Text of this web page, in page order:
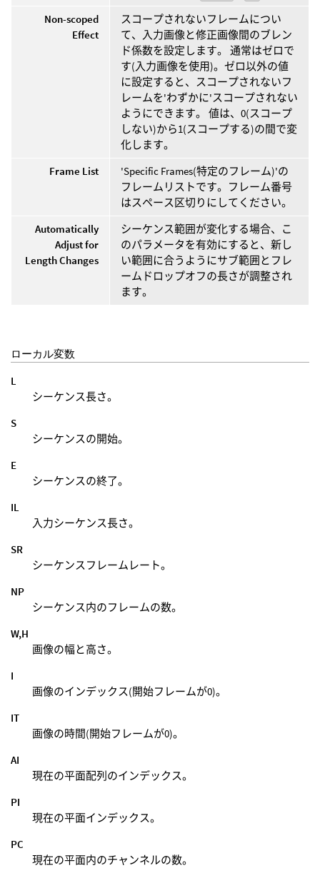
Non-scoped
Effect
スコープされないフレームについ
て、入力画像と修正画像間のブレン
ド係数を設定します。 通常はゼロで
す(入力画像を使用)。ゼロ以外の値
に設定すると、スコープされないフ
レームを'わずかに'スコープされない
ようにできます。 値は、0(スコープ
しない)から1(スコープする)の間で変
化します。
Frame List
'Specific Frames(特定のフレーム)'の
フレームリストです。フレーム番号
はスペース区切りにしてください。
Automatically
Adjust for
Length Changes
シーケンス範囲が変化する場合、こ
のパラメータを有効にすると、新し
い範囲に合うようにサブ範囲とフレ
ームドロップオフの長さが調整され
ます。
ローカル変数
L
シーケンス長さ。
S
シーケンスの開始。
E
シーケンスの終了。
IL
入力シーケンス長さ。
SR
シーケンスフレームレート。
NP
シーケンス内のフレームの数。
W,H
画像の幅と高さ。
I
画像のインデックス(開始フレームが0)。
IT
画像の時間(開始フレームが0)。
AI
現在の平面配列のインデックス。
PI
現在の平面インデックス。
PC
現在の平面内のチャンネルの数。